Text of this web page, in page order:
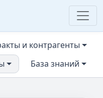
и контрагенты
База знаний